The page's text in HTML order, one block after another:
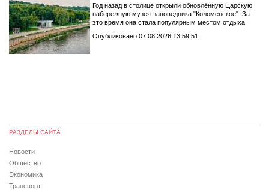
Год назад в столице открыли обновлённую Царскую
набережную музея-заповедника "Коломенское". За
это время она стала популярным местом отдыха
Опубликовано 07.08.2026 13:59:51
РАЗДЕЛЫ САЙТА
Новости
Общество
Экономика
Транспорт